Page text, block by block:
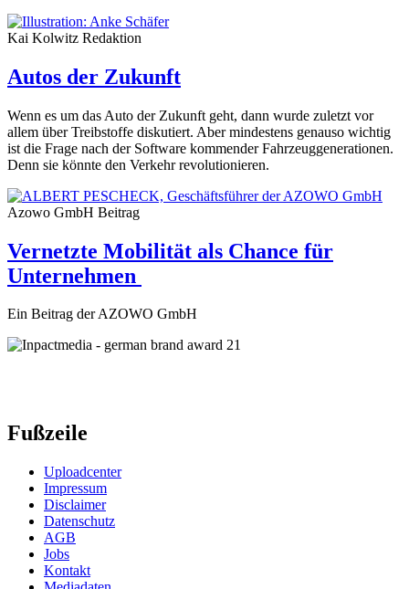
Kai Kolwitz Redaktion
Autos der Zukunft
Wenn es um das Auto der Zukunft geht, dann wurde zuletzt vor
allem über Treibstoffe diskutiert. Aber mindestens genauso wichtig
ist die Frage nach der Software kommender Fahrzeuggenerationen.
Denn sie könnte den Verkehr revolutionieren.
Azowo GmbH Beitrag
Vernetzte Mobilität als Chance für
Unternehmen
Ein Beitrag der AZOWO GmbH
Fußzeile
Uploadcenter
Impressum
Disclaimer
Datenschutz
AGB
Jobs
Kontakt